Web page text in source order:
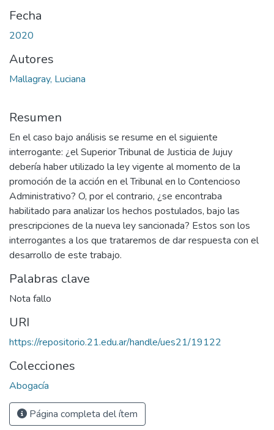
Fecha
2020
Autores
Mallagray, Luciana
Resumen
En el caso bajo análisis se resume en el siguiente
interrogante: ¿el Superior Tribunal de Justicia de Jujuy
debería haber utilizado la ley vigente al momento de la
promoción de la acción en el Tribunal en lo Contencioso
Administrativo? O, por el contrario, ¿se encontraba
habilitado para analizar los hechos postulados, bajo las
prescripciones de la nueva ley sancionada? Estos son los
interrogantes a los que trataremos de dar respuesta con el
desarrollo de este trabajo.
Palabras clave
Nota fallo
URI
https://repositorio.21.edu.ar/handle/ues21/19122
Colecciones
Abogacía
Página completa del ítem